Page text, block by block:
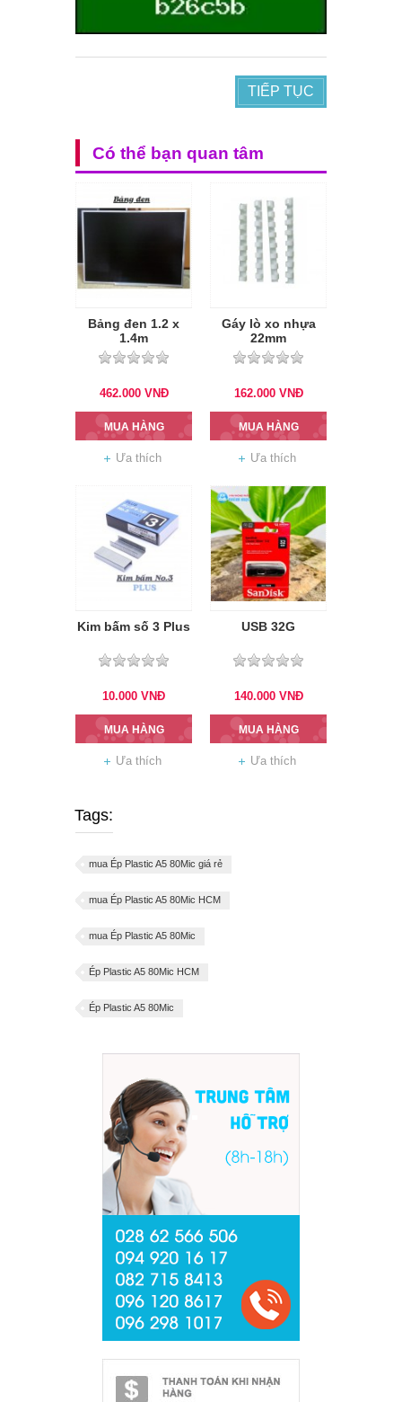
TIẾP TỤC
Có thể bạn quan tâm
Bảng đen 1.2 x
1.4m
462.000 VNĐ
MUA HÀNG
Ưa thích
Gáy lò xo nhựa
22mm
162.000 VNĐ
MUA HÀNG
Ưa thích
Kim bấm số 3 Plus
10.000 VNĐ
MUA HÀNG
Ưa thích
USB 32G
140.000 VNĐ
MUA HÀNG
Ưa thích
Tags:
mua Ép Plastic A5 80Mic giá rẻ
mua Ép Plastic A5 80Mic HCM
mua Ép Plastic A5 80Mic
Ép Plastic A5 80Mic HCM
Ép Plastic A5 80Mic